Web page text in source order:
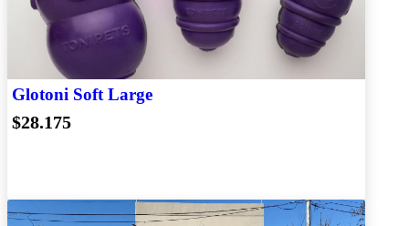
Glotoni Soft Large
$28.175